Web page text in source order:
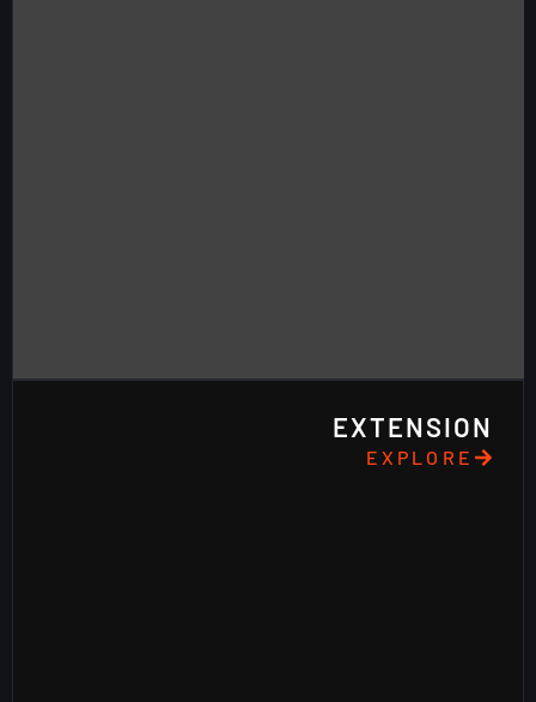
EXTENSION
EXPLORE